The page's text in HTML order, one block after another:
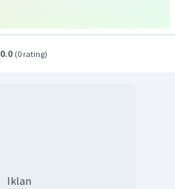
0.0 (0 rating)
Iklan